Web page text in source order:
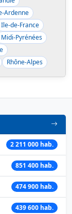
Ardenne
Ile-de-France
Midi-Pyrénées
Rhône-Alpes
2 211 000 hab.
851 400 hab.
474 900 hab.
439 600 hab.